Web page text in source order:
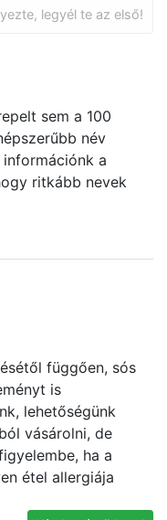
legyél te az első!
sem a 100
név
a
ritkább nevek
függően, sós
is
lehetőségünk
vásárolni, de
ha a
étel allergiája